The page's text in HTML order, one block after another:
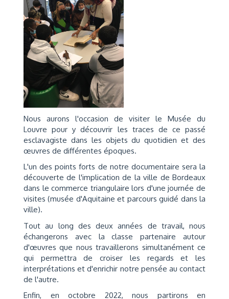
Nous aurons l'occasion de visiter le Musée du
Louvre pour y découvrir les traces de ce passé
esclavagiste dans les objets du quotidien et des
œuvres de différentes époques.
L'un des points forts de notre documentaire sera la
découverte de l'implication de la ville de Bordeaux
dans le commerce triangulaire lors d'une journée de
visites (musée d'Aquitaine et parcours guidé dans la
ville).
Tout au long des deux années de travail, nous
échangerons avec la classe partenaire autour
d'œuvres que nous travaillerons simultanément ce
qui permettra de croiser les regards et les
interprétations et d'enrichir notre pensée au contact
de l'autre.
Enfin, en octobre 2022, nous partirons en